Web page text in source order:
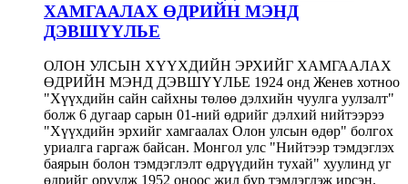
ХАМГААЛАХ ӨДРИЙН МЭНД
ДЭВШҮҮЛЬЕ
ОЛОН УЛСЫН ХҮҮХДИЙН ЭРХИЙГ ХАМГААЛАХ
ӨДРИЙН МЭНД ДЭВШҮҮЛЬЕ 1924 онд Женев хотноо
"Хүүхдийн сайн сайхны төлөө дэлхийн чуулга уулзалт"
болж 6 дугаар сарын 01-ний өдрийг дэлхий нийтээрээ
"Хүүхдийн эрхийг хамгаалах Олон улсын өдөр" болгох
уриалга гаргаж байсан. Монгол улс "Нийтээр тэмдэглэх
баярын болон тэмдэглэлт өдрүүдийн тухай" хуулинд уг
өдрийг оруулж 1952 оноос жил бүр тэмдэглэж ирсэн.